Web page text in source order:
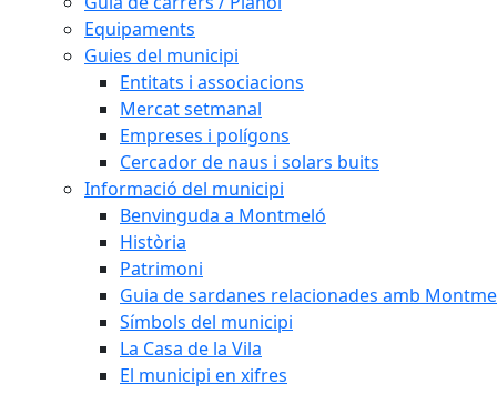
Equipaments
Guies del municipi
Entitats i associacions
Mercat setmanal
Empreses i polígons
Cercador de naus i solars buits
Informació del municipi
Benvinguda a Montmeló
Història
Patrimoni
Guia de sardanes relacionades amb
Símbols del municipi
La Casa de la Vila
El municipi en xifres